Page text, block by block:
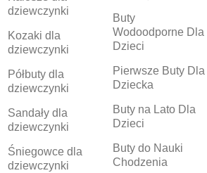
dziewczynki
Kozaki dla
dziewczynki
Półbuty dla
dziewczynki
Sandały dla
dziewczynki
Śniegowce dla
dziewczynki
Buty
Wodoodporne Dla
Dzieci
Pierwsze Buty Dla
Dziecka
Buty na Lato Dla
Dzieci
Buty do Nauki
Chodzenia